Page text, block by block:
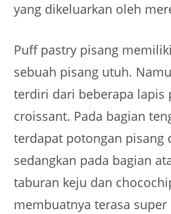
yang dikeluarkan oleh
Puff pastry pisang
sebuah pisang utuh.
terdiri dari beberapa lapis
croissant. Pada bagian
terdapat potongan pisang
sedangkan pada bagian
taburan keju dan
membuatnya terasa